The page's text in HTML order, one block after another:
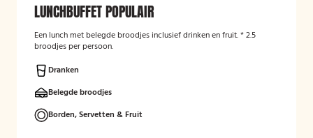
LUNCHBUFFET POPULAIR
Een lunch met belegde broodjes inclusief drinken en fruit. * 2.5
broodjes per persoon.
Dranken
Belegde broodjes
Borden, Servetten & Fruit